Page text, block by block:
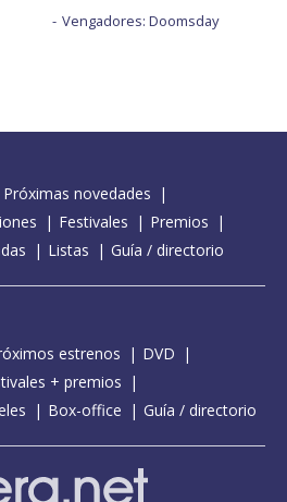
Vengadores: Doomsday
Próximas novedades
Festivales
Premios
Listas Guía / directorio
estrenos
DVD
+ premios
Box-office Guía / directorio